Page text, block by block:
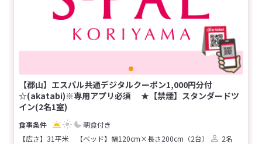
【郡山】エスパル共通デジタルクーポン1,000円分付
☆(akatabi)※専用アプリ必須 ★【禁煙】スタンダードツ
イン(2名1室)
朝食付き
【広さ】31平米
【ベッド】幅120cm×長さ200cm（2台）
2名